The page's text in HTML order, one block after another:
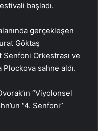
başladı.
gerçekleşen
Göktaş
Orkestrası ve
sahne aldı.
“Viyolonsel
“4. Senfoni”